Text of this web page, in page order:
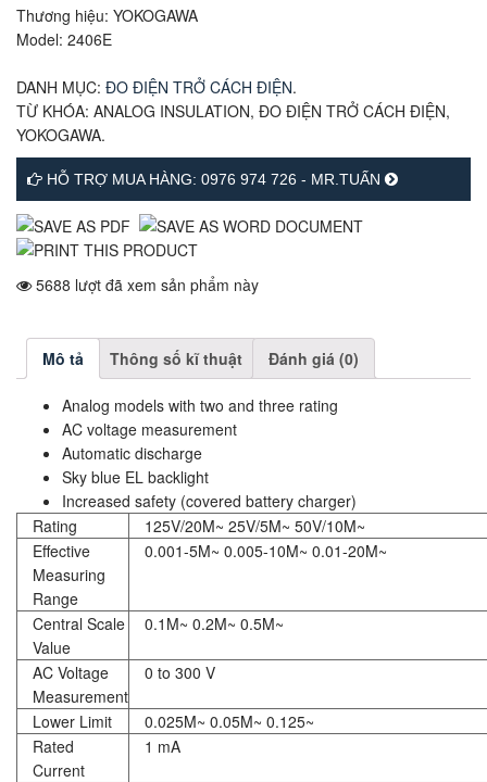
Thương hiệu: YOKOGAWA
Model: 2406E
DANH MỤC: ĐO ĐIỆN TRỞ CÁCH ĐIỆN.
TỪ KHÓA: ANALOG INSULATION, ĐO ĐIỆN TRỞ CÁCH ĐIỆN,
YOKOGAWA.
HỖ TRỢ MUA HÀNG: 0976 974 726 - MR.TUẤN
5688 lượt đã xem sản phẩm này
Mô tả Thông số kĩ thuật Đánh giá (0)
Analog models with two and three rating
AC voltage measurement
Automatic discharge
Sky blue EL backlight
Increased safety (covered battery charger)
Rating
125V/20M~ 25V/5M~ 50V/10M~
Effective
Measuring
Range
0.001-5M~ 0.005-10M~ 0.01-20M~
Central Scale
Value
0.1M~ 0.2M~ 0.5M~
AC Voltage
Measurement
0 to 300 V
Lower Limit
0.025M~ 0.05M~ 0.125~
Rated
Current
1 mA